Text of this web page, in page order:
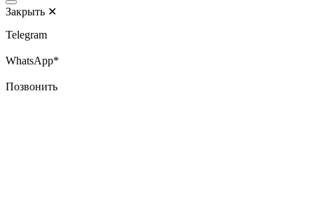
Закрыть ✕
Telegram
WhatsApp*
Позвонить